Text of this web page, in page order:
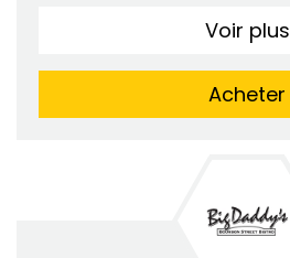
Voir plus
Acheter